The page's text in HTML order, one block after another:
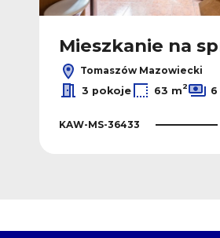
Mieszkanie na
Tomaszów Mazowiecki
3 pokoje
63 m2 6
KAW-MS-36433